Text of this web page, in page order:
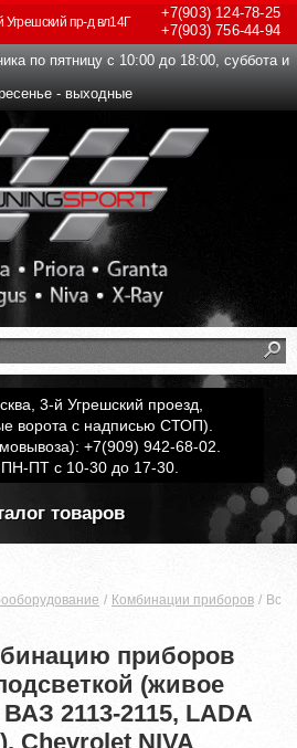
+7(903)124-78-25
+7(903)756-44-94
Угрешский пр-д вл14Г
по пятницу с 10:00 до 18:00, суббота и
- выходные
3-й Угрешский проезд,
ворота с надписью СТОП).
+7(909) 942-68-02.
ПТ с 10-30 до 17-30.
товаров
Комбинации приборов
приборов
(живое
2113-2115, LADA
Chevrolet NIVA